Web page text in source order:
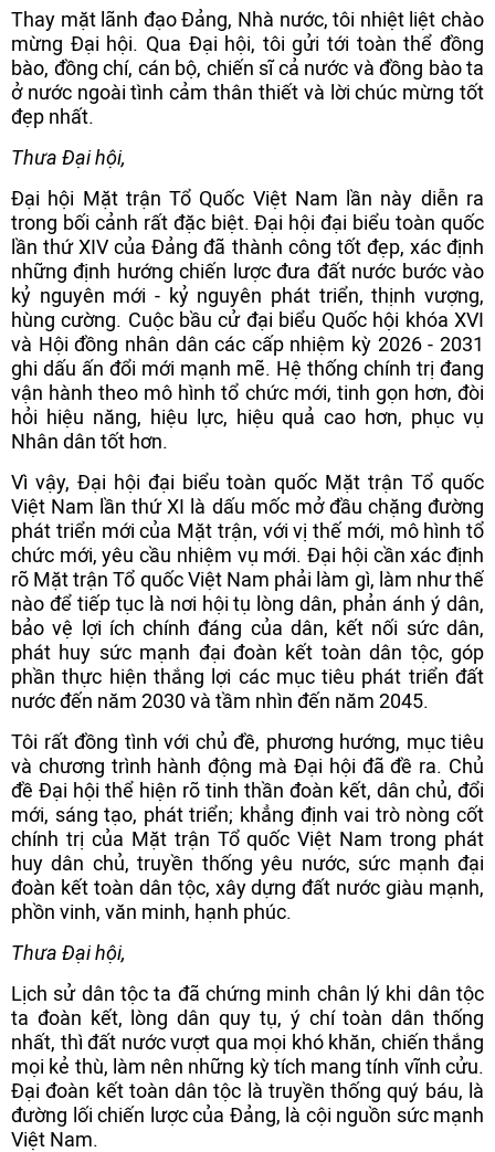
Thay mặt lãnh đạo Đảng, Nhà nước, tôi nhiệt liệt chào
mừng Đại hội. Qua Đại hội, tôi gửi tới toàn thể đồng
bào, đồng chí, cán bộ, chiến sĩ cả nước và đồng bào ta
ở nước ngoài tình cảm thân thiết và lời chúc mừng tốt
đẹp nhất.
Thưa Đại hội,
Đại hội Mặt trận Tổ Quốc Việt Nam lần này diễn ra
trong bối cảnh rất đặc biệt. Đại hội đại biểu toàn quốc
lần thứ XIV của Đảng đã thành công tốt đẹp, xác định
những định hướng chiến lược đưa đất nước bước vào
kỷ nguyên mới - kỷ nguyên phát triển, thịnh vượng,
hùng cường. Cuộc bầu cử đại biểu Quốc hội khóa XVI
và Hội đồng nhân dân các cấp nhiệm kỳ 2026 - 2031
ghi dấu ấn đổi mới mạnh mẽ. Hệ thống chính trị đang
vận hành theo mô hình tổ chức mới, tinh gọn hơn, đòi
hỏi hiệu năng, hiệu lực, hiệu quả cao hơn, phục vụ
Nhân dân tốt hơn.
Vì vậy, Đại hội đại biểu toàn quốc Mặt trận Tổ quốc
Việt Nam lần thứ XI là dấu mốc mở đầu chặng đường
phát triển mới của Mặt trận, với vị thế mới, mô hình tổ
chức mới, yêu cầu nhiệm vụ mới. Đại hội cần xác định
rõ Mặt trận Tổ quốc Việt Nam phải làm gì, làm như thế
nào để tiếp tục là nơi hội tụ lòng dân, phản ánh ý dân,
bảo vệ lợi ích chính đáng của dân, kết nối sức dân,
phát huy sức mạnh đại đoàn kết toàn dân tộc, góp
phần thực hiện thắng lợi các mục tiêu phát triển đất
nước đến năm 2030 và tầm nhìn đến năm 2045.
Tôi rất đồng tình với chủ đề, phương hướng, mục tiêu
và chương trình hành động mà Đại hội đã đề ra. Chủ
đề Đại hội thể hiện rõ tinh thần đoàn kết, dân chủ, đổi
mới, sáng tạo, phát triển; khẳng định vai trò nòng cốt
chính trị của Mặt trận Tổ quốc Việt Nam trong phát
huy dân chủ, truyền thống yêu nước, sức mạnh đại
đoàn kết toàn dân tộc, xây dựng đất nước giàu mạnh,
phồn vinh, văn minh, hạnh phúc.
Thưa Đại hội,
Lịch sử dân tộc ta đã chứng minh chân lý khi dân tộc
ta đoàn kết, lòng dân quy tụ, ý chí toàn dân thống
nhất, thì đất nước vượt qua mọi khó khăn, chiến thắng
mọi kẻ thù, làm nên những kỳ tích mang tính vĩnh cửu.
Đại đoàn kết toàn dân tộc là truyền thống quý báu, là
đường lối chiến lược của Đảng, là cội nguồn sức mạnh
Việt Nam.